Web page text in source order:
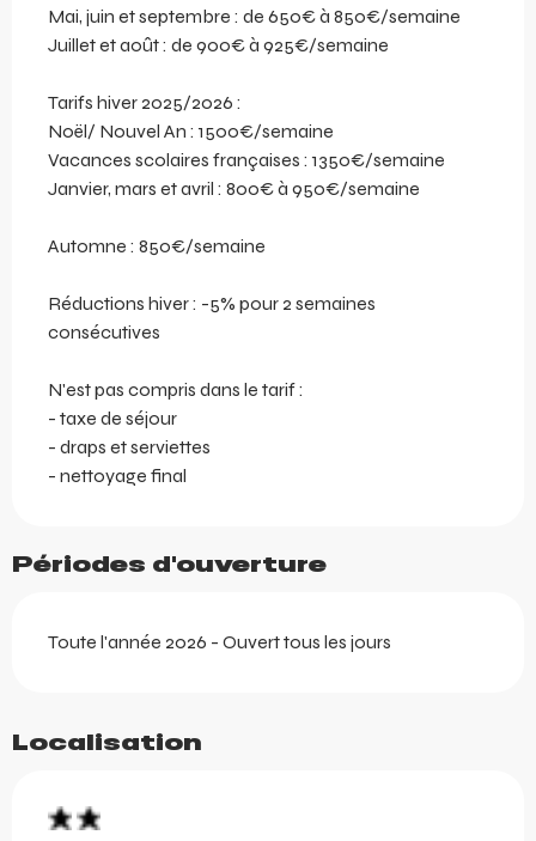
Mai, juin et septembre : de 650€ à 850€/semaine
Juillet et août : de 900€ à 925€/semaine
Tarifs hiver 2025/2026 :
Noël/ Nouvel An : 1500€/semaine
Vacances scolaires françaises : 1350€/semaine
Janvier, mars et avril : 800€ à 950€/semaine
Automne : 850€/semaine
Réductions hiver : -5% pour 2 semaines
consécutives
N'est pas compris dans le tarif :
- taxe de séjour
- draps et serviettes
- nettoyage final
Périodes d'ouverture
Toute l'année 2026 - Ouvert tous les jours
Localisation